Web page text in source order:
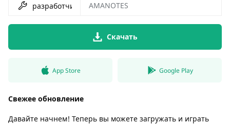
разработчик AMANOTES
Скачать
App Store Google Play
Свежее обновление
Давайте начнем! Теперь вы можете загружать и играть